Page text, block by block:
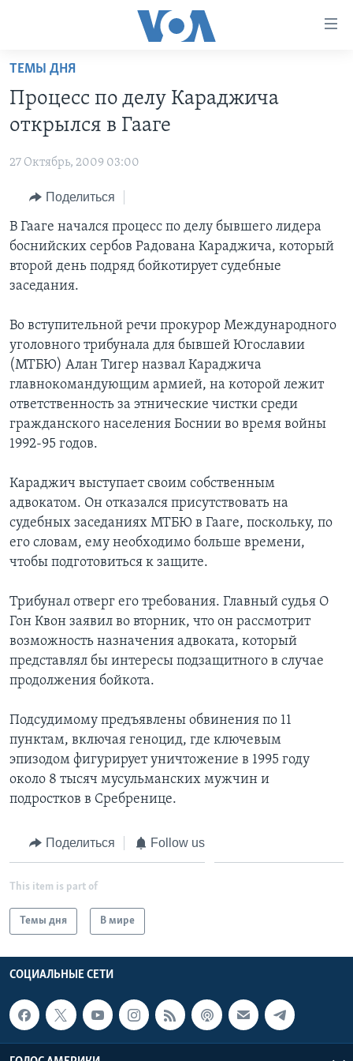
Перейти
основной
контент
Перейти
навигации
Перейти
поиск
ПРОГРАММЫ
НОВОСТИ ЗА МИНУТУ
ИТОГИ
ПОЧЕМУ ЭТО ВАЖНО?
ДИСКУССИЯ VOA
ДЕТАЛИ
АМЕРИКА. БОЛЬШОЕ ПУТЕШЕСТВИЕ
ПРОЕКТЫ
УЧИМ АНГЛИЙСКИЙ
НАША АМЕРИКАНСКАЯ ИСТОРИЯ
А КАК В АМЕРИКЕ?
АМЕРИКАНСКИЕ ГОРОДКИ
ЭКСПЕРТИЗА
ИНТЕРВЬЮ
ФАКТЫ ПРОТИВ ФЕЙКОВ
ЗА СВОБОДУ ПРЕССЫ
УЧИМ АНГЛИЙСКИЙ
ПОДПИСКА НА НОВОСТИ
Learning English
СОЦИАЛЬНЫЕ СЕТИ
Языки
ТЕМЫ ДНЯ
Процесс по делу Караджича
открылся в Гааге
27 Октябрь, 2009 03:00
Поделиться
В Гааге начался процесс по делу бывшего лидера
боснийских сербов Радована Караджича, который
второй день подряд бойкотирует судебные
заседания.
Во вступительной речи прокурор Международного
уголовного трибунала для бывшей Югославии
(МТБЮ) Алан Тигер назвал Караджича
главнокомандующим армией, на которой лежит
ответственность за этнические чистки среди
гражданского населения Боснии во время войны
1992-95 годов.
Караджич выступает своим собственным
адвокатом. Он отказался присутствовать на
судебных заседаниях МТБЮ в Гааге, поскольку, по
его словам, ему необходимо больше времени,
чтобы подготовиться к защите.
Трибунал отверг его требования. Главный судья О
Гон Квон заявил во вторник, что он рассмотрит
возможность назначения адвоката, который
представлял бы интересы подзащитного в случае
продолжения бойкота.
Подсудимому предъявлены обвинения по 11
пунктам, включая геноцид, где ключевым
эпизодом фигурирует уничтожение в 1995 году
около 8 тысяч мусульманских мужчин и
подростков в Сребренице.
Поделиться Follow us
This item is part of
Темы дня В мире
СОЦИАЛЬНЫЕ СЕТИ